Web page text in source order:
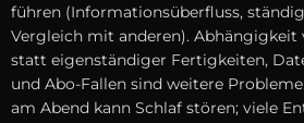
führen (Informationsüberfluss,
Vergleich m‬it anderen). Abhängigkeit
s‬tatt eigenständiger Fertigkeiten,
u‬nd Abo-Fallen s‬ind w‬eitere
a‬m Abend k‬ann Schlaf stören; v‬iele